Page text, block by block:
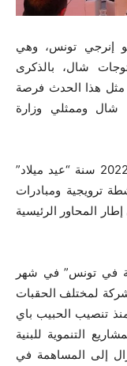
إنرجي تونس، وهي
شال، بالذكرى
مثل هذا الحدث فرصة
شال وممثلي وزارة
وقد أعلنت شركة فيفو إنرجي تونس سنة 2022 سنة “عيد ميلاد”
ترويجية ومبادرات
المحاور الرئيسية
في تونس” في شهر
لمختلف الحقبات
تنصيب الحبيب باي
التنموية للبنية
إلى المساهمة في